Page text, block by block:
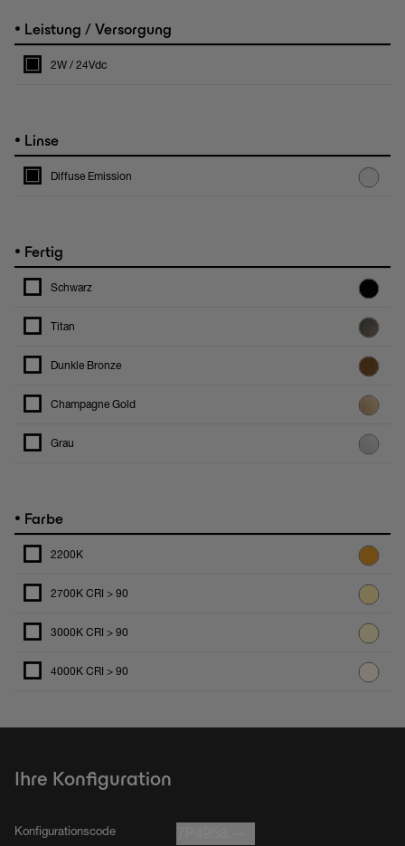
• Leistung / Versorgung
2W / 24Vdc
• Linse
Diffuse Emission
• Fertig
Schwarz
Titan
Dunkle Bronze
Champagne Gold
Grau
• Farbe
2200K
2700K CRI > 90
3000K CRI > 90
4000K CRI > 90
Ihre Konfiguration
Konfigurationscode